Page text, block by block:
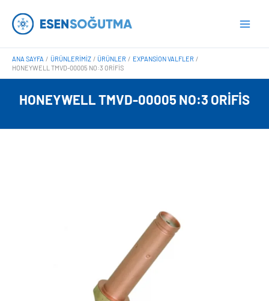
atla
ANA SAYFA ÜRÜNLERIMIZ ÜRÜNLER
EXPANSION VALFLER
HONEYWELL TMVD-00005 NO:3 ORIFIS
HONEYWELL TMVD-00005 NO:3 ORIFIS